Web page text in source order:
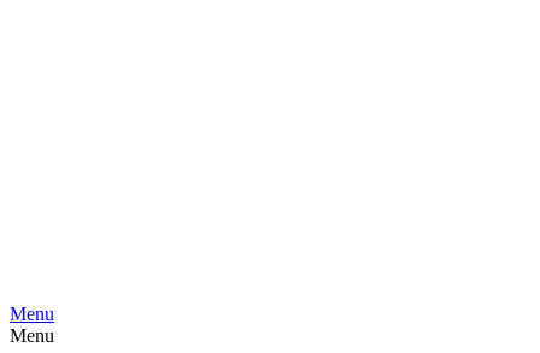
Menu
Menu